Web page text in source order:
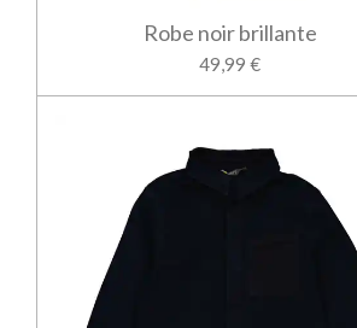
Robe noir brillante
49,99 €